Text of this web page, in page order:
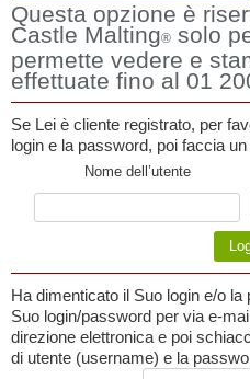
Questa opzione è
Castle Malting® solo
permette vedere e
effettuate fino al 01
Se Lei è cliente registrato, per
login e la password, poi faccia
Nome dell’utente
Ha dimenticato il Suo login e/o
Suo login/password per via e-
direzione elettronica e poi
di utente (username) e la